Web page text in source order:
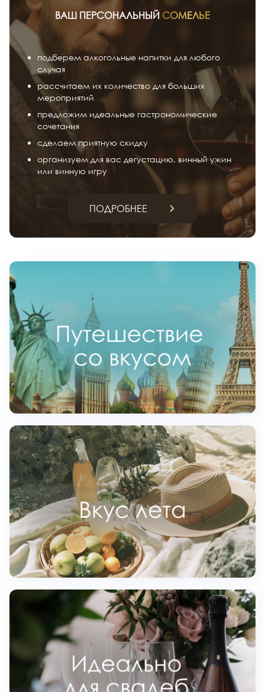
ВАШ ПЕРСОНАЛЬНЫЙ СОМЕЛЬЕ
подберем алкогольные напитки для любого
случая
рассчитаем их количество для больших
мероприятий
предложим идеальные гастрономические
сочетания
сделаем приятную скидку
организуем для вас дегустацию, винный ужин
или винную игру
ПОДРОБНЕЕ